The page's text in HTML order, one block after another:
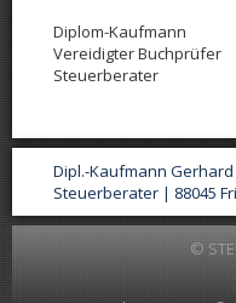
Diplom-Kaufmann
Vereidigter Buchprüfer
Steuerberater
Dipl.-Kaufmann
Steuerberater | 88045
©